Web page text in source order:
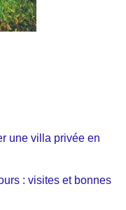
une villa privée en
: visites et bonnes